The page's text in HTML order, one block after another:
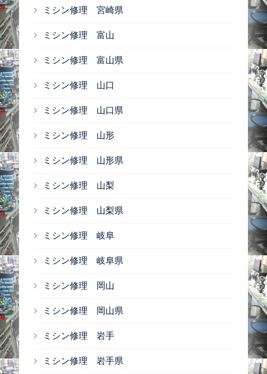
ミシン修理 宮崎県
ミシン修理 富山
ミシン修理 富山県
ミシン修理 山口
ミシン修理 山口県
ミシン修理 山形
ミシン修理 山形県
ミシン修理 山梨
ミシン修理 山梨県
ミシン修理 岐阜
ミシン修理 岐阜県
ミシン修理 岡山
ミシン修理 岡山県
ミシン修理 岩手
ミシン修理 岩手県